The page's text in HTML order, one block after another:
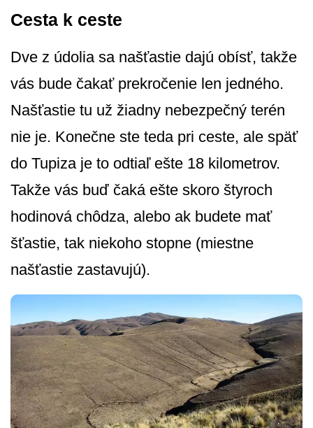
Cesta k ceste
Dve z údolia sa našťastie dajú obísť, takže
vás bude čakať prekročenie len jedného.
Našťastie tu už žiadny nebezpečný terén
nie je. Konečne ste teda pri ceste, ale späť
do Tupiza je to odtiaľ ešte 18 kilometrov.
Takže vás buď čaká ešte skoro štyroch
hodinová chôdza, alebo ak budete mať
šťastie, tak niekoho stopne (miestne
našťastie zastavujú).